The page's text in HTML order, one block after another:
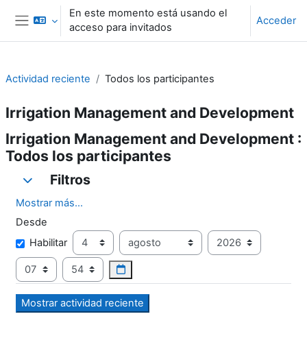
Salta al contenido principal
Panel lateral
En este momento está usando el
acceso para invitados
Acceder
Actividad reciente Todos los participantes
Irrigation Management and Development
Irrigation Management and Development :
Todos los participantes
Filtros
Filtros Filtros
Mostrar más...
Desde
Desde
Habilitar Día Mes Año
Hora Minuto